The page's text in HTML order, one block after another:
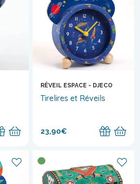
RÉVEIL ESPACE - DJECO
Tirelires et Réveils
23,90€